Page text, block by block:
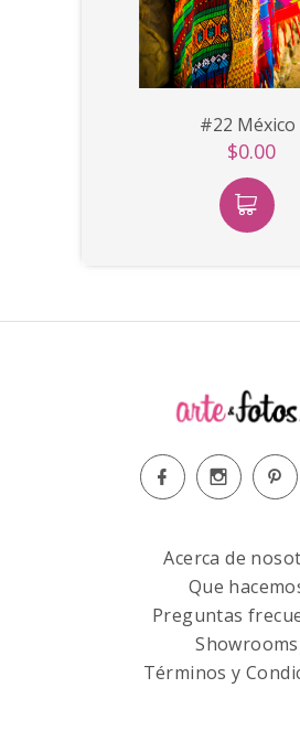
#22 México
$0.00
Acerca de
Que
Preguntas
Showrooms
Términos y